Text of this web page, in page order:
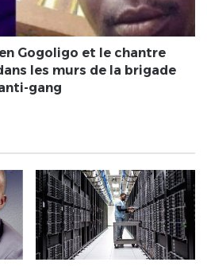
Gogoligo et le chantre
les murs de la brigade
gang